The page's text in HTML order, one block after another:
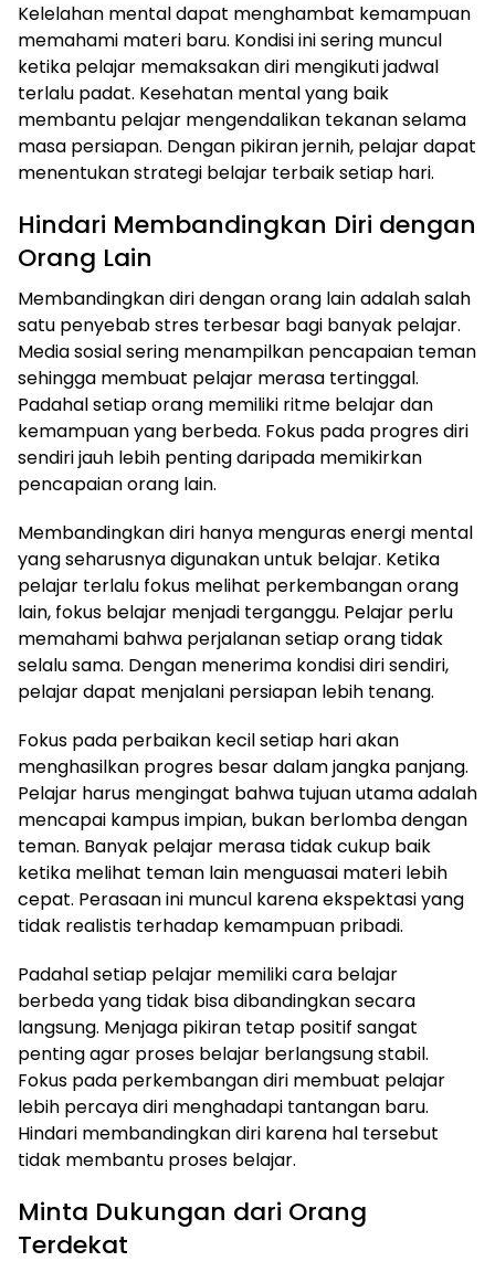
Kelelahan mental dapat menghambat kemampuan
memahami materi baru. Kondisi ini sering muncul
ketika pelajar memaksakan diri mengikuti jadwal
terlalu padat. Kesehatan mental yang baik
membantu pelajar mengendalikan tekanan selama
masa persiapan. Dengan pikiran jernih, pelajar dapat
menentukan strategi belajar terbaik setiap hari.
Hindari Membandingkan Diri dengan
Orang Lain
Membandingkan diri dengan orang lain adalah salah
satu penyebab stres terbesar bagi banyak pelajar.
Media sosial sering menampilkan pencapaian teman
sehingga membuat pelajar merasa tertinggal.
Padahal setiap orang memiliki ritme belajar dan
kemampuan yang berbeda. Fokus pada progres diri
sendiri jauh lebih penting daripada memikirkan
pencapaian orang lain.
Membandingkan diri hanya menguras energi mental
yang seharusnya digunakan untuk belajar. Ketika
pelajar terlalu fokus melihat perkembangan orang
lain, fokus belajar menjadi terganggu. Pelajar perlu
memahami bahwa perjalanan setiap orang tidak
selalu sama. Dengan menerima kondisi diri sendiri,
pelajar dapat menjalani persiapan lebih tenang.
Fokus pada perbaikan kecil setiap hari akan
menghasilkan progres besar dalam jangka panjang.
Pelajar harus mengingat bahwa tujuan utama adalah
mencapai kampus impian, bukan berlomba dengan
teman. Banyak pelajar merasa tidak cukup baik
ketika melihat teman lain menguasai materi lebih
cepat. Perasaan ini muncul karena ekspektasi yang
tidak realistis terhadap kemampuan pribadi.
Padahal setiap pelajar memiliki cara belajar
berbeda yang tidak bisa dibandingkan secara
langsung. Menjaga pikiran tetap positif sangat
penting agar proses belajar berlangsung stabil.
Fokus pada perkembangan diri membuat pelajar
lebih percaya diri menghadapi tantangan baru.
Hindari membandingkan diri karena hal tersebut
tidak membantu proses belajar.
Minta Dukungan dari Orang
Terdekat